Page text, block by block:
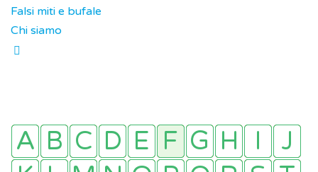
Falsi miti e bufale
Chi siamo